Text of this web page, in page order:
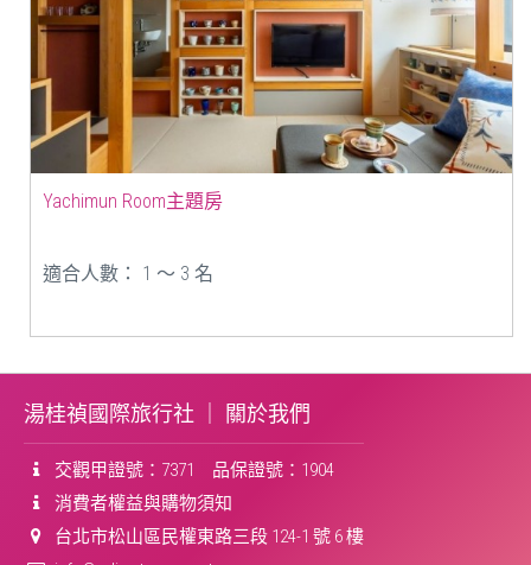
Yachimun Room主題房
適合人數： 1 ～ 3 名
湯桂禎國際旅行社 ｜ 關於我們
交觀甲證號：7371 品保證號：1904
消費者權益與購物須知
台北市松山區民權東路三段 124-1 號 6 樓